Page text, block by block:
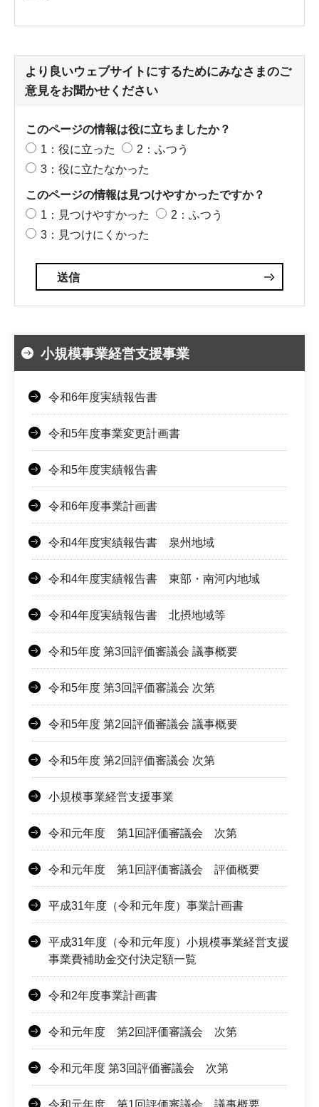
より良いウェブサイトにするためにみなさまのご
意見をお聞かせください
このページの情報は役に立ちましたか？
1：役に立った
2：ふつう
3：役に立たなかった
このページの情報は見つけやすかったですか？
1：見つけやすかった
2：ふつう
3：見つけにくかった
小規模事業経営支援事業
令和6年度実績報告書
令和5年度事業変更計画書
令和5年度実績報告書
令和6年度事業計画書
令和4年度実績報告書 泉州地域
令和4年度実績報告書 東部・南河内地域
令和4年度実績報告書 北摂地域等
令和5年度 第3回評価審議会 議事概要
令和5年度 第3回評価審議会 次第
令和5年度 第2回評価審議会 議事概要
令和5年度 第2回評価審議会 次第
小規模事業経営支援事業
令和元年度 第1回評価審議会 次第
令和元年度 第1回評価審議会 評価概要
平成31年度（令和元年度）事業計画書
平成31年度（令和元年度）小規模事業経営支援
事業費補助金交付決定額一覧
令和2年度事業計画書
令和元年度 第2回評価審議会 次第
令和元年度 第3回評価審議会 次第
令和元年度 第1回評価審議会 議事概要